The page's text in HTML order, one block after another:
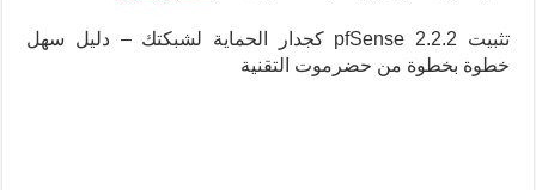
تثبيت pfSense 2.2.2 كجدار الحماية لشبكتك – دليل سهل
خطوة بخطوة من حضرموت التقنية